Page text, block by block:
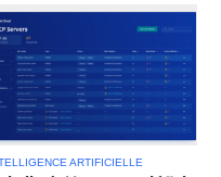
ARTIFICIELLE